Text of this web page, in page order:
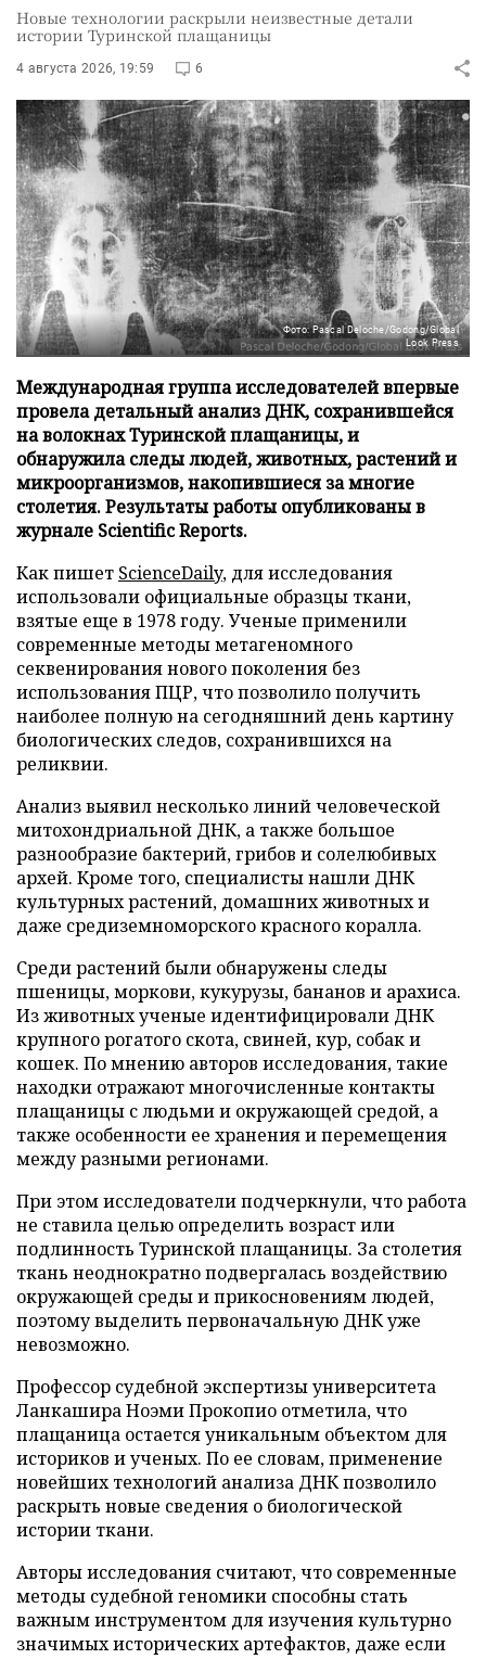
Новые технологии раскрыли неизвестные детали
истории Туринской плащаницы
4 августа 2026, 19:59 6
Фото: Pascal Deloche/Godong/Global
Look Press
Международная группа исследователей впервые
провела детальный анализ ДНК, сохранившейся
на волокнах Туринской плащаницы, и
обнаружила следы людей, животных, растений и
микроорганизмов, накопившиеся за многие
столетия. Результаты работы опубликованы в
журнале Scientific Reports.
Как пишет ScienceDaily, для исследования
использовали официальные образцы ткани,
взятые еще в 1978 году. Ученые применили
современные методы метагеномного
секвенирования нового поколения без
использования ПЦР, что позволило получить
наиболее полную на сегодняшний день картину
биологических следов, сохранившихся на
реликвии.
Анализ выявил несколько линий человеческой
митохондриальной ДНК, а также большое
разнообразие бактерий, грибов и солелюбивых
архей. Кроме того, специалисты нашли ДНК
культурных растений, домашних животных и
даже средиземноморского красного коралла.
Среди растений были обнаружены следы
пшеницы, моркови, кукурузы, бананов и арахиса.
Из животных ученые идентифицировали ДНК
крупного рогатого скота, свиней, кур, собак и
кошек. По мнению авторов исследования, такие
находки отражают многочисленные контакты
плащаницы с людьми и окружающей средой, а
также особенности ее хранения и перемещения
между разными регионами.
При этом исследователи подчеркнули, что работа
не ставила целью определить возраст или
подлинность Туринской плащаницы. За столетия
ткань неоднократно подвергалась воздействию
окружающей среды и прикосновениям людей,
поэтому выделить первоначальную ДНК уже
невозможно.
Профессор судебной экспертизы университета
Ланкашира Ноэми Прокопио отметила, что
плащаница остается уникальным объектом для
историков и ученых. По ее словам, применение
новейших технологий анализа ДНК позволило
раскрыть новые сведения о биологической
истории ткани.
Авторы исследования считают, что современные
методы судебной геномики способны стать
важным инструментом для изучения культурно
значимых исторических артефактов, даже если